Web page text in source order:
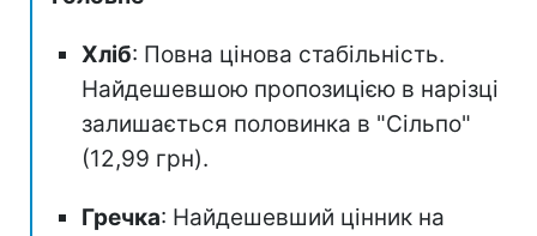
Хліб: Повна цінова стабільність.
Найдешевшою пропозицією в нарізці
залишається половинка в "Сільпо"
(12,99 грн).
Гречка: Найдешевший цінник на